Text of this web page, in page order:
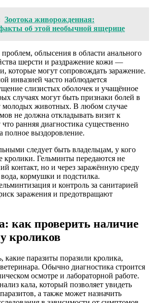
Зоотока живорожденная:
об этой необычной ящерице
облысения в области анального
шерсти и раздражение кожи —
которые могут сопровождать заражение.
инвазией часто наблюдается
слизистых оболочек и учащённое
случаях могут быть признаки болей в
молодых животных. В любом случае
не должна откладывать визит к
ранняя диагностика существенно
выздоровление.
следует быть владельцам, у кого
кролики. Гельминты передаются не
контакт, но и через заражённую среду
кормушки и подстилка.
и контроль за санитарией
заражения и предотвращают
как проверить наличие
кроликов
какие паразиты поразили кролика,
Обычно диагностика строится
осмотре и лабораторной работе.
кала, который позволяет увидеть
а также может назначить